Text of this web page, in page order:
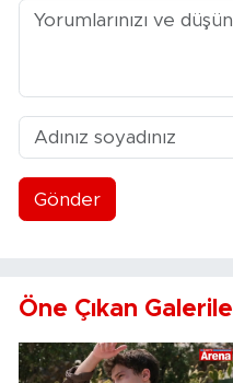
Gönder
Öne Çıkan